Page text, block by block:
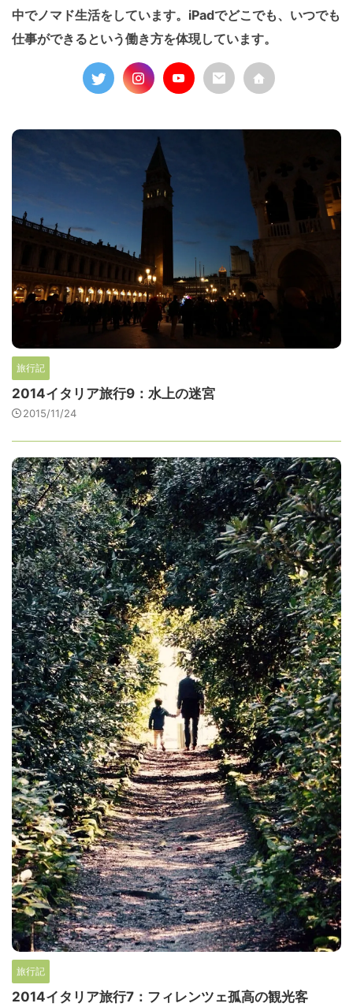
中でノマド生活をしています。iPadでどこでも、いつでも
仕事ができるという働き方を体現しています。
旅行記
2014イタリア旅行9：水上の迷宮
2015/11/24
旅行記
2014イタリア旅行7：フィレンツェ孤高の観光客